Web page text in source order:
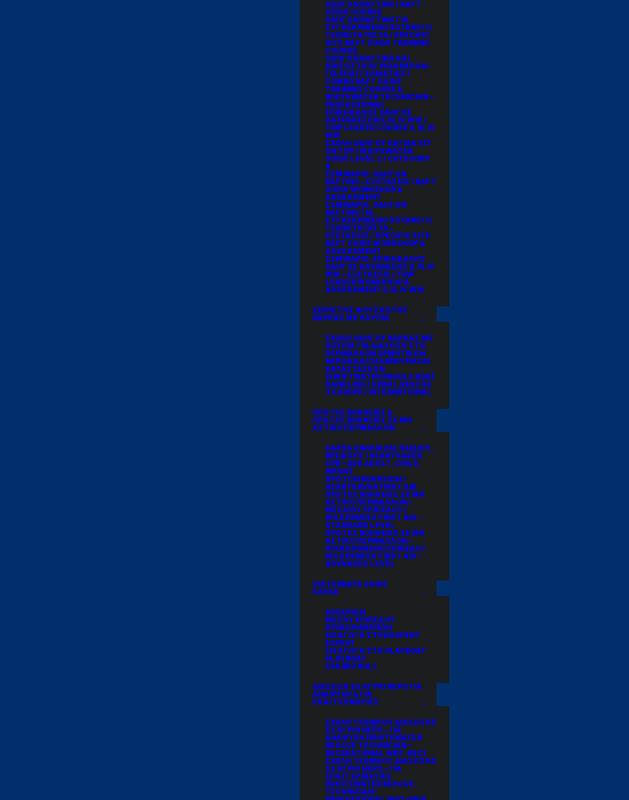
ΟΔΗΓΩΝ RAFTING / RAFT
GUIDE COURSE
ΟΔΗΓΩΝ RAFTING ΓΙΑ
ΣΥΓΚΕΚΡΙΜΕΝΟ ΠΟΤΑΜΟ Ή
ΤΕΧΝΗΤΗ ΠΙΣΤΑ / SPECIFIC
SITE RAFT GUIDE TRAINING
COURSE
ΟΔΗΓΩΝ RAFTING ΚΑΙ
ΔΙΑΣΩΣΤΗ ΆΓΡΙΩΝ ΝΕΡΩΝ-
ΓΙΑ ΕΠΑΓΓΕΛΜΑΤΙΕΣ /
COMBO RAFT GUIDE
TRAINING COURSE &
WHITEWATER TECHNICIAN –
PROFESSIONAL
ΕΠΙΚΕΦΑΛΗΣ ΟΔΗΓΟΣ
ΚΑΤΑΒΑΣΕΩΝ II, III, IV WW /
TRIP LEADER COURSE II, III, IV
WW
ΣΧΟΛΗ ΟΔΗΓΟΥ ΚΑΓΙΑΚ SIT
ON TOP / WHITEWATER
GUIDE LEVEL 2 / CATEGORY
A
ΣΕΜΙΝΑΡΙΟ: ΟΔΗΓΩΝ
RAFTING – ΕΞΕΤΑΣΕΙΣ / RAFT
GUIDE WORKSHOP &
ASSESSMENT
ΣΕΜΙΝΑΡΙΟ: ΟΔΗΓΩΝ
RAFTING ΓΙΑ
ΣΥΓΚΕΚΡΙΜΕΝΟ ΠΟΤΑΜΟ Ή
ΤΕΧΝΗΤΗ ΠΙΣΤΑ –
ΕΞΕΤΑΣΕΙΣ / SPECIFIC SITE
RAFT GUIDE WORKSHOP &
ASSESSMENT
ΣΕΜΙΝΑΡΙΟ: ΕΠΙΚΕΦΑΛΗΣ
ΟΔΗΓΟΣ ΚΑΤΑΒΑΣΗΣ II, III, IV
WW – ΕΞΕΤΑΣΕΙΣ / TRIP
LEADER WORKSHOP &
ASSESSMENT II, III, IV WW
ΧΕΙΡΙΣΤΗΣ ΦΟΥΣΚΩΤΗΣ
ΒΑΡΚΑΣ ΜΕ ΚΟΥΠΙΑ
ΣΧΟΛΗ ΟΔΗΓΟΥ ΒΑΡΚΑΣ ΜΕ
ΚΟΥΠΙΑ ΓΙΑ ΔΙΑΣΩΣΗ ΣΤΟ
ΠΕΡΙΒΑΛΛΟΝ ΟΡΜΗΤΙΚΩΝ
ΝΕΡΩΝ ΚΑΙ ΠΛΗΜΜΥΡΙΚΩΝ
ΚΑΤΑΣΤΑΣΕΩΝ
(SWIFTWATER PADDLE BOAT
HANDLING / SPBH )_RESCUE
3 EUROPE / INTERNATIONAL
ΠΡΩΤΕΣ ΒΟΗΘΕΙΕΣ &
ΠΡΩΤΕΣ ΒΟΗΘΕΙΕΣ ΣΕ ΜΗ
ΑΣΤΙΚΟ ΠΕΡΙΒΑΛΛΟΝ
ΚΑΡΠΑ ΕΝΗΛΙΚΩΝ, ΠΑΙΔΙΟΥ,
ΒΡΕΦΟΥΣ / HEARTSAVER
CPR – AED ADULT, CHILD,
INFANT
ΠΡΩΤΩΝ ΒΟΗΘΕΙΩΝ /
HEARTSAVER FIRST AID
ΠΡΩΤΕΣ ΒΟΗΘΕΙΕΣ ΣΕ ΜΗ
ΑΣΤΙΚΟ ΠΕΡΙΒΑΛΛΟΝ –
ΜΕΣΑΙΟΥ ΕΠΙΠΕΔΟΥ /
WILDERNESS FIRST AID –
STANDARD LEVEL
ΠΡΩΤΕΣ ΒΟΗΘΕΙΕΣ ΣΕ ΜΗ
ΑΣΤΙΚΟ ΠΕΡΙΒΑΛΛΟΝ –
ΠΡΟΧΩΡΗΜΕΝΟ ΕΠΙΠΕΔΟ /
WILDERNESS FIRST AID –
ADVANCED LEVEL
VIA FERRATA GUIDE
KAYAK
ΑΡΧΑΡΙΩΝ
ΜΕΣΟΥ ΕΠΙΠΕΔΟΥ
ΠΡΟΧΩΡΗΜΕΝΩΝ
ΕΙΣΑΓΩΓΗ ΣΤΗΝ EXPERT
EXPERT
ΕΙΣΑΓΩΓΗ ΣΤΗ PLAYBOAT
PLAYBOAT
ESKIMO ROLL
ΔΙΑΣΩΣΗ ΣΕ ΑΓΡΙΟ ΝΕΡΟ ΓΙΑ
ΑΝΑΨΥΧΗ & ΓΙΑ
ΕΠΑΓΓΕΛΜΑΤΙΕΣ
ΣΧΟΛΗ ΤΕΧΝΙΚΟΥ ΔΙΑΣΩΣΗΣ
ΣΕ ΆΓΡΙΟ ΝΕΡΟ – ΓΙΑ
ΑΝΑΨΥΧΗ (WHITEWATER
RESCUE TECHNICIAN –
RECREATIONAL WRT-REC)
ΣΧΟΛΗ ΤΕΧΝΙΚΟΥ ΔΙΑΣΩΣΗΣ
ΣΕ ΆΓΡΙΟ ΝΕΡΟ – ΓΙΑ
ΕΠΑΓΓΕΛΜΑΤΙΕΣ
(WHITEWATER RESCUE
TECHNICIAN –